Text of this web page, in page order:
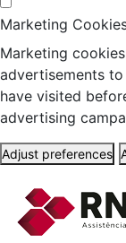
Marketing
Marketing
advertisements
have visited
advertising
Adjust preferences